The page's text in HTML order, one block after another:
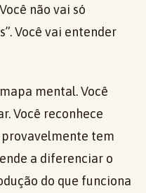
não vai só
Você vai entender
mental. Você
Você reconhece
tem
a diferenciar o
do que funciona